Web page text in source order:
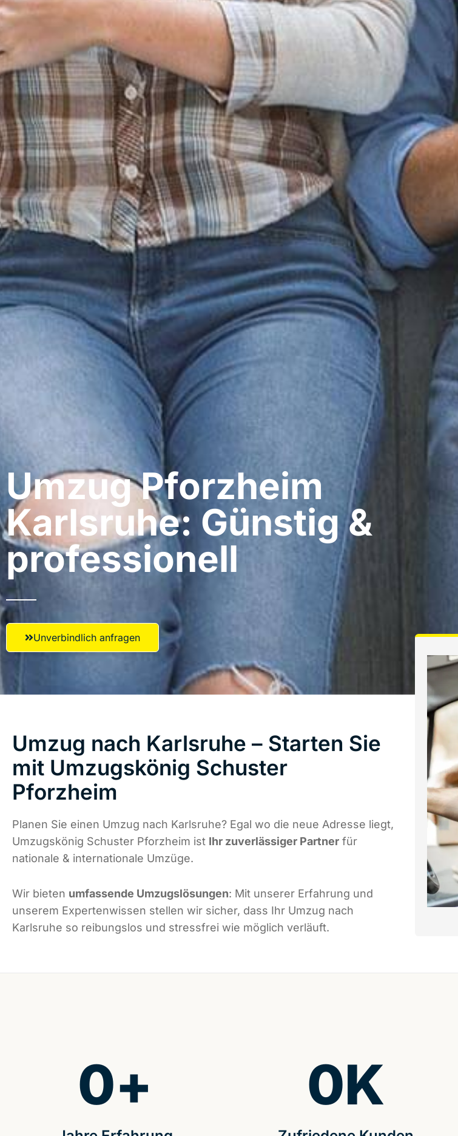
Umzug Pforzheim​
Karlsruhe: Günstig &
professionell​
Unverbindlich anfragen
Umzug nach Karlsruhe – Starten Sie
mit Umzugskönig Schuster
Pforzheim
Planen Sie einen Umzug nach Karlsruhe? Egal wo die neue Adresse liegt,
Umzugskönig Schuster Pforzheim ist Ihr zuverlässiger Partner für
nationale & internationale Umzüge.
Wir bieten umfassende Umzugslösungen: Mit unserer Erfahrung und
unserem Expertenwissen stellen wir sicher, dass Ihr Umzug nach
Karlsruhe so reibungslos und stressfrei wie möglich verläuft.
0+ 0K